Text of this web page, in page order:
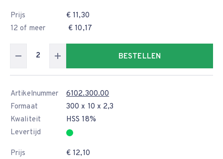
Prijs
€ 11,30
12 of meer
€ 10,17
BESTELLEN
Artikelnummer
6102.300.00
Formaat
300 x 10 x 2,3
Kwaliteit
HSS 18%
Levertijd
Prijs
€ 12,10